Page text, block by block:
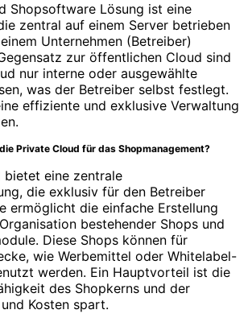
Shopsoftware Lösung ist eine
zentral auf einem Server betrieben
Unternehmen (Betreiber)
zur öffentlichen Cloud sind
nur interne oder ausgewählte
was der Betreiber selbst festlegt.
effiziente und exklusive Verwaltung
Private Cloud für das Shopmanagement?
bietet eine zentrale
die exklusiv für den Betreiber
ermöglicht die einfache Erstellung
bestehender Shops und
Diese Shops können für
wie Werbemittel oder Whitelabel-
werden. Ein Hauptvorteil ist die
des Shopkerns und der
Kosten spart.